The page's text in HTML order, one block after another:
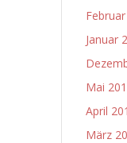
Januar
Mai
April
März